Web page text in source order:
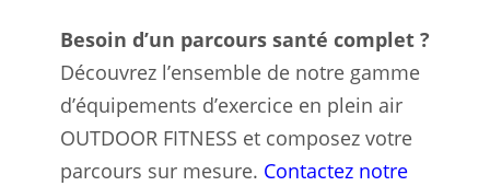
Besoin d’un parcours santé complet ?
Découvrez l’ensemble de notre gamme
d’équipements d’exercice en plein air
OUTDOOR FITNESS et composez votre
parcours sur mesure. Contactez notre